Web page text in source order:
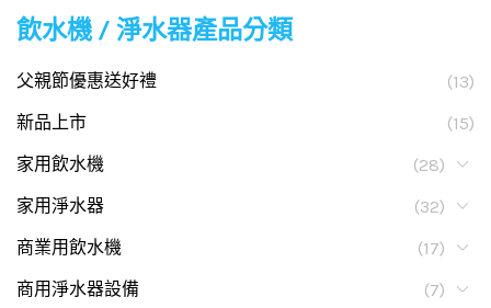
飲水機 / 淨水器產品分類
父親節優惠送好禮
(13)
新品上市
(15)
家用飲水機
(28)
家用淨水器
(32)
商業用飲水機
(17)
商用淨水器設備
(7)